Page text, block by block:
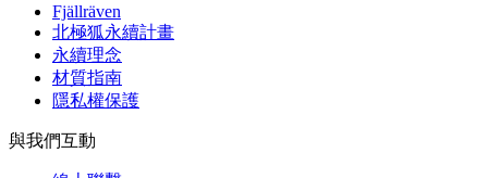
Fjällräven
北極狐永續計畫
永續理念
材質指南
隱私權保護
與我們互動